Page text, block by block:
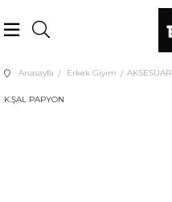
Anasayfa Erkek Giyim AKSESUAR
K.ŞAL PAPYON